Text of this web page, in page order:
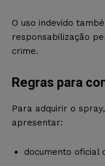
O uso indevido
responsabilização
crime.
Regras para
Para adquirir o
apresentar:
documento oficial